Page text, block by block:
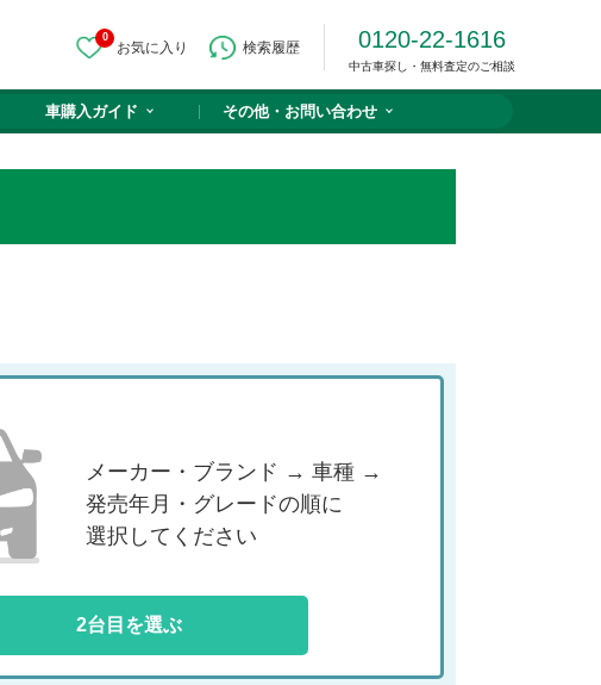
0
お気に入り 検索履歴 0120-22-1616
中古車探し・無料査定のご相談
車購入ガイド その他・ お問い合わせ
メーカー・ブランド → 車種 →
発売年月・グレードの順に
選択してください
2台目を選ぶ